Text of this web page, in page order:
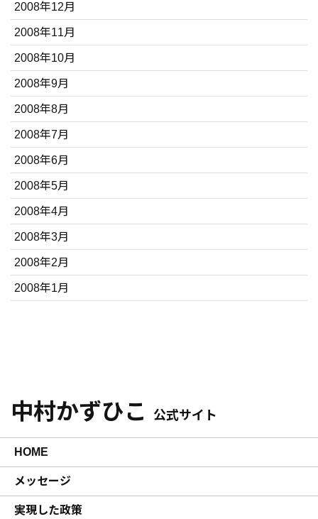
2008年12月
2008年11月
2008年10月
2008年9月
2008年8月
2008年7月
2008年6月
2008年5月
2008年4月
2008年3月
2008年2月
2008年1月
中村かずひこ 公式サイト
HOME
メッセージ
実現した政策